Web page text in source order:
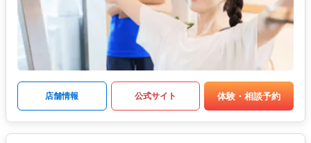
店舗情報 公式サイト 体験・相談予約